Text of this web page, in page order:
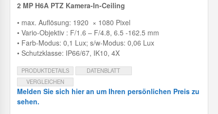
2 MP H6A PTZ Kamera-In-Ceiling
• max. Auflösung: 1920 × 1080 Pixel
• Vario-Objektiv : F/1.6 – F/4.8, 6.5 -162.5 mm
• Farb-Modus: 0,1 Lux; s/w-Modus: 0,06 Lux
• Schutzklasse: IP66/67, IK10, 4X
PRODUKTDETAILS
DATENBLATT
VERGLEICHEN
Melden Sie sich hier an um Ihren persönlichen Preis zu
sehen.